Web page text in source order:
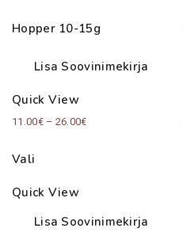
Hopper 10-15g
Lisa Soovinimekirja
Quick View
11.00€ – 26.00€Price
Vali
Quick View
Lisa Soovinimekirja